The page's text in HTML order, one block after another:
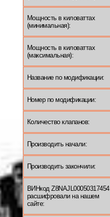
Мощность в киловаттах
(минимальная):
Мощность в киловаттах
(максимальная):
Название по модификации:
Номер по модификации:
Количество клапанов:
Производить начали:
Производить закончили:
ВИНкод Z8NAJL00050317454
расшифровали на нашем
сайте: